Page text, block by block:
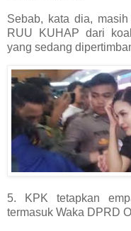
Sebab, kata dia,
RUU KUHAP dari
yang sedang
5. KPK tetapkan
termasuk Waka DPRD